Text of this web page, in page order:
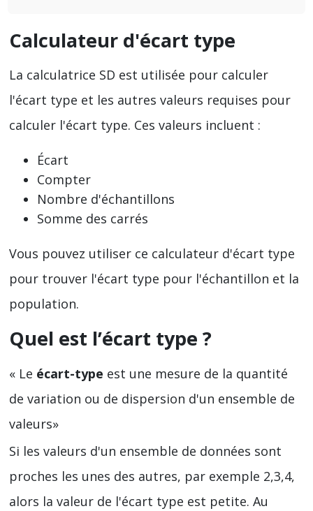
Calculateur d'écart type
La calculatrice SD est utilisée pour calculer
l'écart type et les autres valeurs requises pour
calculer l'écart type. Ces valeurs incluent :
Écart
Compter
Nombre d'échantillons
Somme des carrés
Vous pouvez utiliser ce calculateur d'écart type
pour trouver l'écart type pour l'échantillon et la
population.
Quel est l’écart type ?
« Le écart-type est une mesure de la quantité
de variation ou de dispersion d'un ensemble de
valeurs»
Si les valeurs d'un ensemble de données sont
proches les unes des autres, par exemple 2,3,4,
alors la valeur de l'écart type est petite. Au